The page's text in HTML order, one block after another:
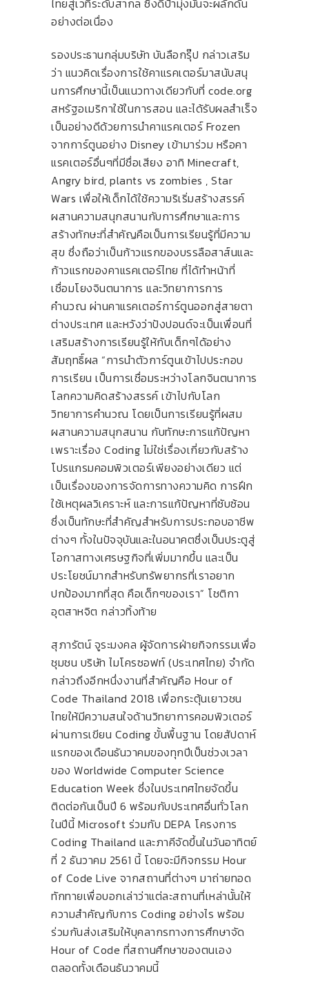
อย่างต่อเนื่อง
รองประธานกลุ่มบริษัท บันลือกรุ๊ป กล่าวเสริม
ว่า แนวคิดเรื่องการใช้คาแรคเตอร์มาสนับสนุ
นการศึกษานี้เป็นแนวทางเดียวกับที่ code.org
สหรัฐอเมริกาใช้ในการสอน และได้รับผลสำเร็จ
เป็นอย่างดีด้วยการนำคาแรคเตอร์ Frozen
จากการ์ตูนอย่าง Disney เข้ามาร่วม หรือคา
แรคเตอร์อื่นๆที่มีชื่อเสียง อาทิ Minecraft,
Angry bird, plants vs zombies , Star
Wars เพื่อให้เด็กได้ใช้ความริเริ่มสร้างสรรค์
ผสานความสนุกสนานกับการศึกษาและการ
สร้างทักษะที่สำคัญคือเป็นการเรียนรู้ที่มีความ
สุข ซึ่งถือว่าเป็นก้าวแรกของบรรลือสาส์นและ
ก้าวแรกของคาแรคเตอร์ไทย ที่ได้ทำหน้าที่
เชื่อมโยงจินตนาการ และวิทยาการการ
คำนวณ ผ่านคาแรคเตอร์การ์ตูนออกสู่สายตา
ต่างประเทศ และหวังว่าปังปอนด์จะเป็นเพื่อนที่
เสริมสร้างการเรียนรู้ให้กับเด็กๆได้อย่าง
สัมฤทธิ์ผล “การนำตัวการ์ตูนเข้าไปประกอบ
การเรียน เป็นการเชื่อมระหว่างโลกจินตนาการ
โลกความคิดสร้างสรรค์ เข้าไปกับโลก
วิทยาการคำนวณ โดยเป็นการเรียนรู้ที่ผสม
ผสานความสนุกสนาน กับทักษะการแก้ปัญหา
เพราะเรื่อง Coding ไม่ใช่เรื่องเกี่ยวกับสร้าง
โปรแกรมคอมพิวเตอร์เพียงอย่างเดียว แต่
เป็นเรื่องของการจัดการทางความคิด การฝึก
ใช้เหตุผลวิเคราะห์ และการแก้ปัญหาที่ซับซ้อน
ซึ่งเป็นทักษะที่สำคัญสำหรับการประกอบอาชีพ
ต่างๆ ทั้งในปัจจุบันและในอนาคตซึ่งเป็นประตูสู่
โอกาสทางเศรษฐกิจที่เพิ่มมากขึ้น และเป็น
ประโยชน์มากสำหรับทรัพยากรที่เราอยาก
ปกป้องมากที่สุด คือเด็กๆของเรา” โชติกา
อุตสาหจิต กล่าวทิ้งท้าย
สุภารัตน์ จูระมงคล ผู้จัดการฝ่ายกิจกรรมเพื่อ
ชุมชน บริษัท ไมโครซอฟท์ (ประเทศไทย) จำกัด
กล่าวถึงอีกหนึ่งงานที่สำคัญคือ Hour of
Code Thailand 2018 เพื่อกระตุ้นเยาวชน
ไทยให้มีความสนใจด้านวิทยาการคอมพิวเตอร์
ผ่านการเขียน Coding ขั้นพื้นฐาน โดยสัปดาห์
แรกของเดือนธันวาคมของทุกปีเป็นช่วงเวลา
ของ Worldwide Computer Science
Education Week ซึ่งในประเทศไทยจัดขึ้น
ติดต่อกันเป็นปี 6 พร้อมกับประเทศอื่นทั่วโลก
ในปีนี้ Microsoft ร่วมกับ DEPA โครงการ
Coding Thailand และภาคีจัดขึ้นในวันอาทิตย์
ที่ 2 ธันวาคม 2561 นี้ โดยจะมีกิจกรรม Hour
of Code Live จากสถานที่ต่างๆ มาถ่ายทอด
ทักทายเพื่อบอกเล่าว่าแต่ละสถานที่เหล่านั้นให้
ความสำคัญกับการ Coding อย่างไร พร้อม
ร่วมกันส่งเสริมให้บุคลากรทางการศึกษาจัด
Hour of Code ที่สถานศึกษาของตนเอง
ตลอดทั้งเดือนธันวาคมนี้